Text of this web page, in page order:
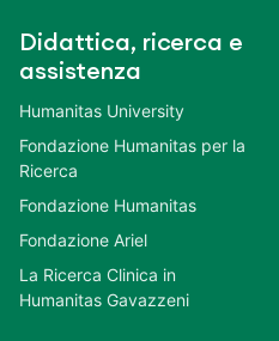
Didattica, ricerca e
assistenza
Humanitas University
Fondazione Humanitas per la
Ricerca
Fondazione Humanitas
Fondazione Ariel
La Ricerca Clinica in
Humanitas Gavazzeni